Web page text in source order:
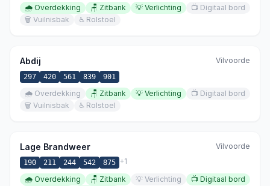
🌧️ Overdekking 🪑 Zitbank 💡 Verlichting 📺 Digitaal bord
🗑️ Vuilnisbak ♿ Rolstoel
Abdij Vilvoorde
297 420 561 839 901
🌧️ Overdekking 🪑 Zitbank 💡 Verlichting 📺 Digitaal bord
🗑️ Vuilnisbak ♿ Rolstoel
Lage Brandweer Vilvoorde
190 211 244 542 875 +1
🌧️ Overdekking 🪑 Zitbank 💡 Verlichting 📺 Digitaal bord